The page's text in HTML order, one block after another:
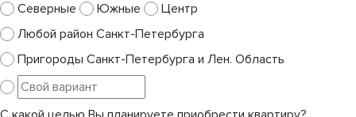
Северные
Южные
Центр
Любой район Санкт-Петербурга
Пригороды Санкт-Петербурга и Лен. Область